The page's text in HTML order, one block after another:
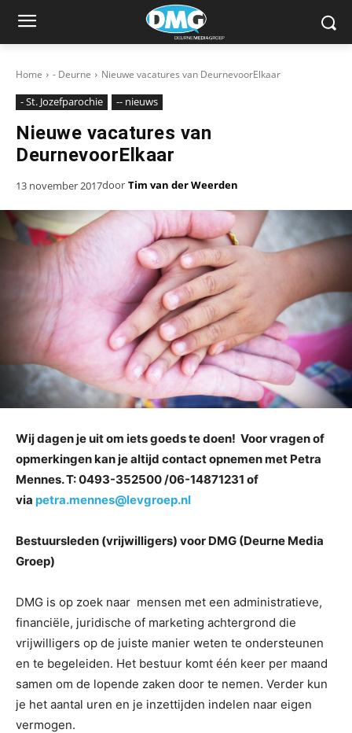
Home - Deurne Nieuwe vacatures van DeurnevoorElkaar
- St. Jozefparochie -- nieuws
Nieuwe vacatures van
DeurnevoorElkaar
13 november 2017door Tim van der Weerden
Wij dagen je uit om iets goeds te doen! Voor vragen of
opmerkingen kan je altijd contact opnemen met Petra
Mennes. T: 0493-352500 /06-14871231 of
via petra.mennes@levgroep.nl
Bestuursleden (vrijwilligers) voor DMG (Deurne Media
Groep)
DMG is op zoek naar mensen met een administratieve,
financiële, juridische of marketing achtergrond die
vrijwilligers op de juiste manier weten te ondersteunen
en te begeleiden. Het bestuur komt één keer per maand
samen om de lopende zaken door te nemen. Verder kun
je het aantal uren en je inzettijden indelen naar eigen
vermogen.